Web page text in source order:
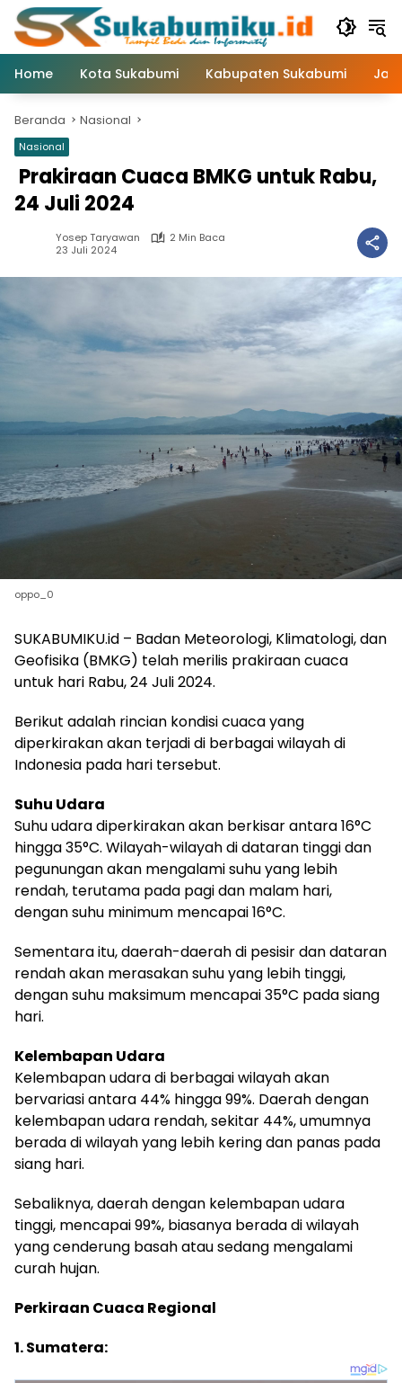
Langsung
konten
Home
Kota Sukabumi Kabupaten Sukabumi
Beranda Nasional
Nasional
Prakiraan Cuaca BMKG untuk Rabu,
24 Juli 2024
Yosep Taryawan
2 Min Baca
23 Juli 2024
oppo_0
SUKABUMIKU.id – Badan Meteorologi, Klimatologi, dan
Geofisika (BMKG) telah merilis prakiraan cuaca
untuk hari Rabu, 24 Juli 2024.
Berikut adalah rincian kondisi cuaca yang
diperkirakan akan terjadi di berbagai wilayah di
Indonesia pada hari tersebut.
Suhu Udara
Suhu udara diperkirakan akan berkisar antara 16°C
hingga 35°C. Wilayah-wilayah di dataran tinggi dan
pegunungan akan mengalami suhu yang lebih
rendah, terutama pada pagi dan malam hari,
dengan suhu minimum mencapai 16°C.
Sementara itu, daerah-daerah di pesisir dan dataran
rendah akan merasakan suhu yang lebih tinggi,
dengan suhu maksimum mencapai 35°C pada siang
hari.
Kelembapan Udara
Kelembapan udara di berbagai wilayah akan
bervariasi antara 44% hingga 99%. Daerah dengan
kelembapan udara rendah, sekitar 44%, umumnya
berada di wilayah yang lebih kering dan panas pada
siang hari.
Sebaliknya, daerah dengan kelembapan udara
tinggi, mencapai 99%, biasanya berada di wilayah
yang cenderung basah atau sedang mengalami
curah hujan.
Perkiraan Cuaca Regional
1. Sumatera: